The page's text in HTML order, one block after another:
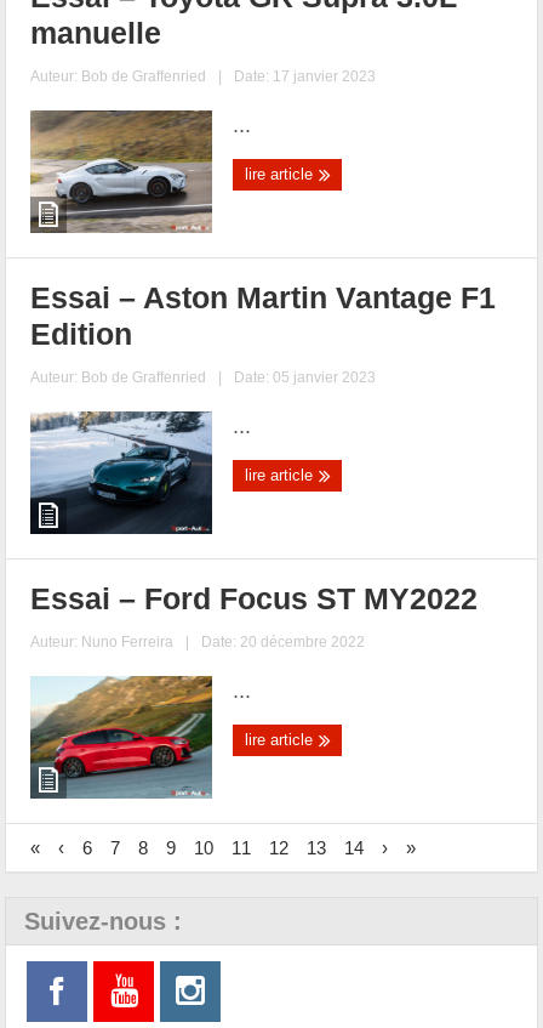
manuelle
Auteur: Bob de Graffenried | Date: 17 janvier 2023
...
lire article
Essai – Aston Martin Vantage F1
Edition
Auteur: Bob de Graffenried | Date: 05 janvier 2023
...
lire article
Essai – Ford Focus ST MY2022
Auteur: Nuno Ferreira | Date: 20 décembre 2022
...
lire article
« ‹ 6 7 8 9 10 11 12 13 14 › »
Suivez-nous :